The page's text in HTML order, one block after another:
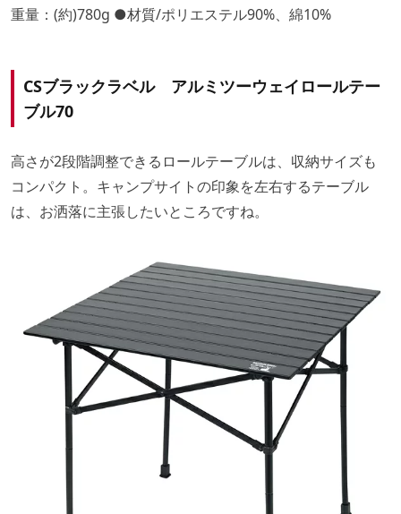
重量：(約)780g ●材質/ポリエステル90%、綿10%
CSブラックラベル アルミツーウェイロールテー
ブル70
高さが2段階調整できるロールテーブルは、収納サイズも
コンパクト。キャンプサイトの印象を左右するテーブル
は、お洒落に主張したいところですね。